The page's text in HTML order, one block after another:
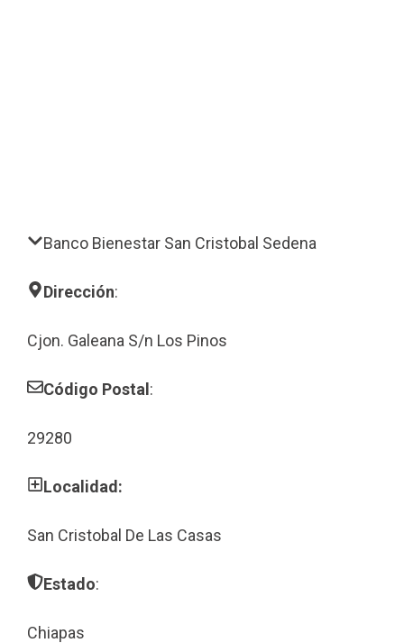
Banco Bienestar San Cristobal Sedena
Dirección:
Cjon. Galeana S/n Los Pinos
Código Postal:
29280
Localidad:
San Cristobal De Las Casas
Estado:
Chiapas